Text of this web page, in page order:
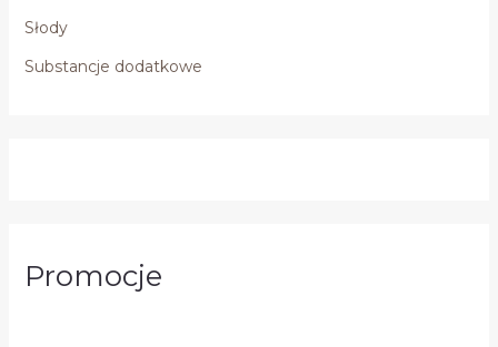
Słody
Substancje dodatkowe
Promocje